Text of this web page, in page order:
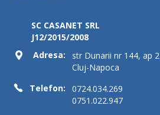
SC CASANET SRL
J12/2015/2008
Adresa:
str Dunarii nr 144, ap 2
Cluj-Napoca
Telefon:
0724.034.269
0751.022.947